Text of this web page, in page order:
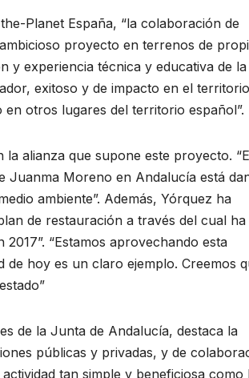
Planet España, “la colaboración de
proyecto en terrenos de
y experiencia técnica y educativa de la
exitoso y de impacto en el
otros lugares del territorio español”.
alianza que supone este proyecto.
Juanma Moreno en Andalucía está
ambiente”. Además, Yórquez ha
de restauración a través del cual ha
“Estamos aprovechando esta
de hoy es un claro ejemplo. Creemos
de la Junta de Andalucía, destaca la
públicas y privadas, y de
tan simple y beneficiosa como